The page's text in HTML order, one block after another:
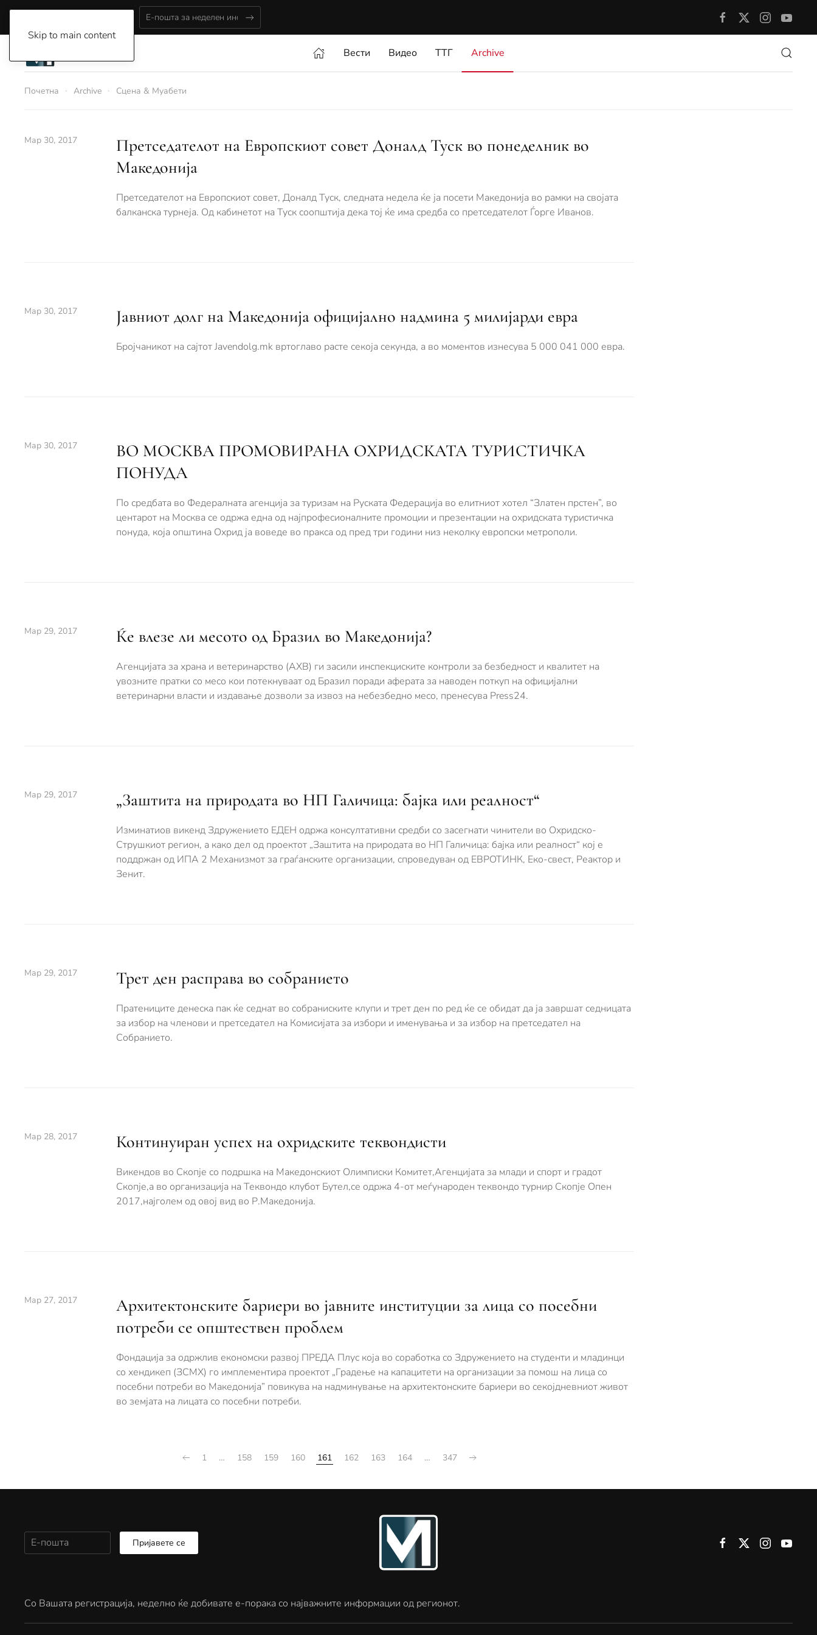
Skip to main content
Вести Видео ТТГ Archive
Почетна Archive Сцена & Муабети
Мар 30, 2017
Претседателот на Европскиот совет Доналд Туск во понеделник во
Македонија
Претседателот на Европскиот совет, Доналд Туск, следната недела ќе ја посети Македонија во рамки на својата
балканска турнеја. Од кабинетот на Туск соопштија дека тој ќе има средба со претседателот Ѓорге Иванов.
Мар 30, 2017 Јавниот долг на Македонија официјално надмина 5 милијарди евра
Бројчаникот на сајтот Javendolg.mk вртоглаво расте секоја секунда, а во моментов изнесува 5 000 041 000 евра.
Мар 30, 2017
ВО МОСКВА ПРОМОВИРАНА OХРИДСКАТА ТУРИСТИЧКА
ПОНУДА
По средбата во Федералната агенција за туризам на Руската Федерација во елитниот хотел “Златен прстен”, во
центарот на Москва се одржа една од најпрофесионалните промоции и презентации на охридската туристичка
понуда, која општина Охрид ја воведе во пракса од пред три години низ неколку европски метрополи.
Мар 29, 2017 Ќе влезе ли месото од Бразил во Македонија?
Агенцијата за храна и ветеринарство (АХВ) ги засили инспекциските контроли за безбедност и квалитет на
увозните пратки со месо кои потекнуваат од Бразил поради аферата за наводен поткуп на официјални
ветеринарни власти и издавање дозволи за извоз на небезбедно месо, пренесува Press24.
Мар 29, 2017 „Заштита на природата во НП Галичица: бајка или реалност“
Изминатиов викенд Здружението ЕДЕН одржа консултативни средби со засегнати чинители во Охридско-
Струшкиот регион, а како дел од проектот „Заштита на природата во НП Галичица: бајка или реалност“ кој е
поддржан од ИПА 2 Механизмот за граѓанските организации, спроведуван од ЕВРОТИНК, Еко-свест, Реактор и
Зенит.
Мар 29, 2017 Трет ден расправа во собранието
Пратениците денеска пак ќе седнат во собраниските клупи и трет ден по ред ќе се обидат да ја завршат седницата
за избор на членови и претседател на Комисијата за избори и именувања и за избор на претседател на
Собранието.
Мар 28, 2017 Континуиран успех на охридските теквондисти
Викендов во Скопје со подршка на Македонскиот Олимписки Комитет,Агенцијата за млади и спорт и градот
Скопје,а во организација на Теквондо клубот Бутел,се одржа 4-от меѓународен теквондо турнир Скопје Опен
2017,најголем од овој вид во Р.Македонија.
Мар 27, 2017
Aрхитектонските бариери во јавните институции за лица со посебни
потреби се општествен проблем
Фондација за одржлив економски развој ПРЕДА Плус која во соработка со Здружението на студенти и младинци
со хендикеп (ЗСМХ) го имплементира проектот „Градење на капацитети на организации за помош на лица со
посебни потреби во Македонија” повикува на надминување на архитектонските бариери во секојдневниот живот
во земјата на лицата со посебни потреби.
1 … 158 159 160 161 162 163 164 … 347
Пријавете се
Со Вашата регистрација, неделно ќе добивате е-порака со најважните информации од регионот.